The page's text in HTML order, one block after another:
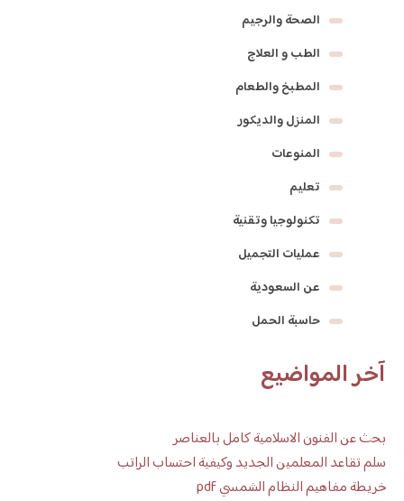
الصحة والرجيم
الطب و العلاج
المطبخ والطعام
المنزل والديكور
المنوعات
تعليم
تكنولوجيا وتقنية
عمليات التجميل
عن السعودية
حاسبة الحمل
آخر المواضيع
بحث عن الفنون الاسلامية كامل بالعناصر
سلم تقاعد المعلمين الجديد وكيفية احتساب الراتب
خريطة مفاهيم النظام الشمسي pdf